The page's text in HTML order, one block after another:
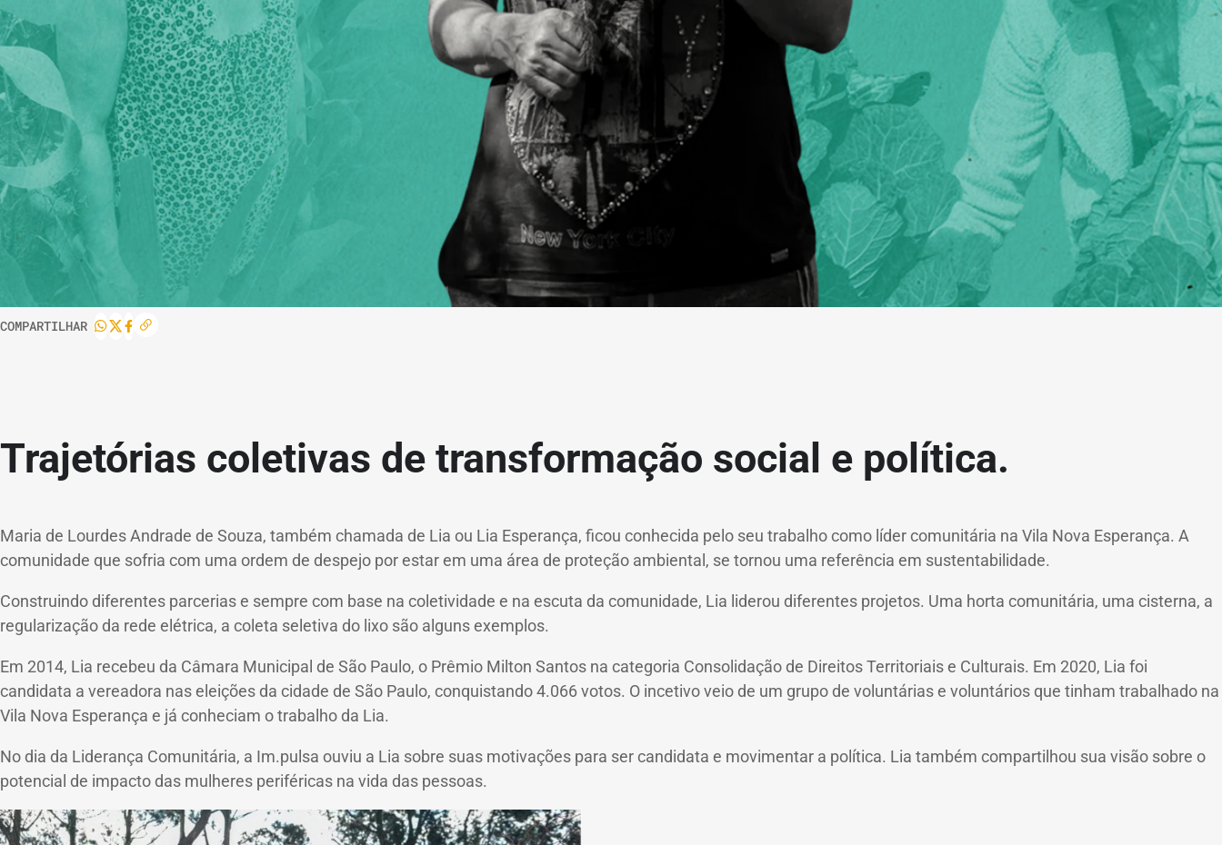
COMPARTILHAR
Trajetórias coletivas de transformação social e política.
Maria de Lourdes Andrade de Souza, também chamada de Lia ou Lia Esperança, ficou conhecida pelo seu trabalho como líder comunitária na Vila Nova Esperança. A
comunidade que sofria com uma ordem de despejo por estar em uma área de proteção ambiental, se tornou uma referência em sustentabilidade.
Construindo diferentes parcerias e sempre com base na coletividade e na escuta da comunidade, Lia liderou diferentes projetos. Uma horta comunitária, uma cisterna, a
regularização da rede elétrica, a coleta seletiva do lixo são alguns exemplos.
Em 2014, Lia recebeu da Câmara Municipal de São Paulo, o Prêmio Milton Santos na categoria Consolidação de Direitos Territoriais e Culturais. Em 2020, Lia foi
candidata a vereadora nas eleições da cidade de São Paulo, conquistando 4.066 votos. O incetivo veio de um grupo de voluntárias e voluntários que tinham trabalhado na
Vila Nova Esperança e já conheciam o trabalho da Lia.
No dia da Liderança Comunitária, a Im.pulsa ouviu a Lia sobre suas motivações para ser candidata e movimentar a política. Lia também compartilhou sua visão sobre o
potencial de impacto das mulheres periféricas na vida das pessoas.